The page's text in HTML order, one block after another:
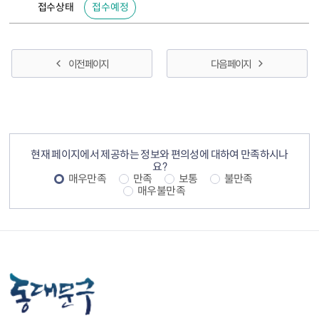
접수상태 접수예정
이전 페이지 다음 페이지
현재 페이지에서 제공하는 정보와 편의성에 대하여 만족하시나
요?
매우만족
만족 보통
불만족
매우불만족